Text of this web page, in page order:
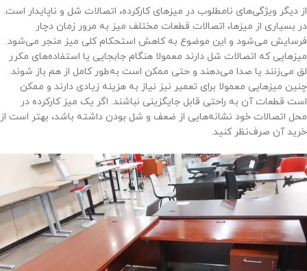
از دیگر ویژگی‌های نامطلوب در میزهای کارکرده، اتصالات شل و ناپایدار است.
در بسیاری از میزها، اتصالات قطعات مختلف میز به مرور زمان دچار
فرسایش می‌شود و این موضوع به کاهش استحکام کلی میز منجر می‌شود.
میزهایی که اتصالات شل دارند معمولا هنگام جابجایی یا استفاده‌های مکرر
لق می‌زنند یا صدا می‌دهند و حتی ممکن است به‌طور کامل از هم باز شوند.
چنین میزهایی معمولا برای تعمیر نیز نیاز به هزینه زیادی دارند و ممکن
است قطعات آن به راحتی قابل جایگزینی نباشند. اگر یک میز کارکرده در
محل اتصالات خود نشانه‌هایی از ضعف و شل بودن داشته باشد، بهتر است از
خرید آن صرف‌نظر کنید.